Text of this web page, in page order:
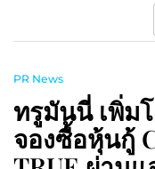
PR News
ทรูมันนี่ เพิ่ม
จองซื้อหุ้นกู้